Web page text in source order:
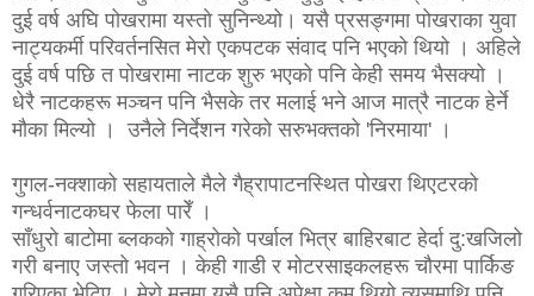
दुई वर्ष अघि पोखरामा यस्ताे सुनिन्थ्यो। यसै प्रसङ्गमा पोखराका युवा
नाट्यकर्मी परिवर्तनसित मेरो एकपटक संवाद पनि भएको थियो । अहिले
दुई वर्ष पछि त पोखरामा नाटक शुरु भएको पनि केही समय भैसक्यो ।
धेरै नाटकहरू मञ्चन पनि भैसके तर मलाई भने आज मात्रै नाटक हेर्ने
मौका मिल्यो । उनैले निर्देशन गरेको सरुभक्तको 'निरमाया' ।
गुगल-नक्शाको सहायताले मैले गैह्रापाटनस्थित पोखरा थिएटरको
गन्धर्वनाटकघर फेला पारेँ ।
साँधुरो बाटोमा ब्लकको गाह्रोको पर्खाल भित्र बाहिरबाट हेर्दा दु:खजिलो
गरी बनाए जस्तो भवन । केही गाडी र मोटरसाइकलहरू चौरमा पार्किङ